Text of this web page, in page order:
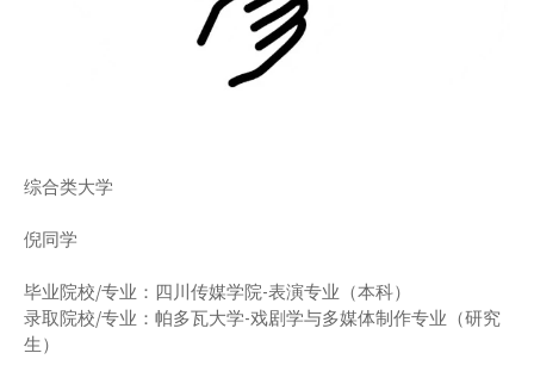
综合类大学
倪同学
毕业院校/专业：四川传媒学院-表演专业（本科）
录取院校/专业：帕多瓦大学-戏剧学与多媒体制作专业（研究
生）